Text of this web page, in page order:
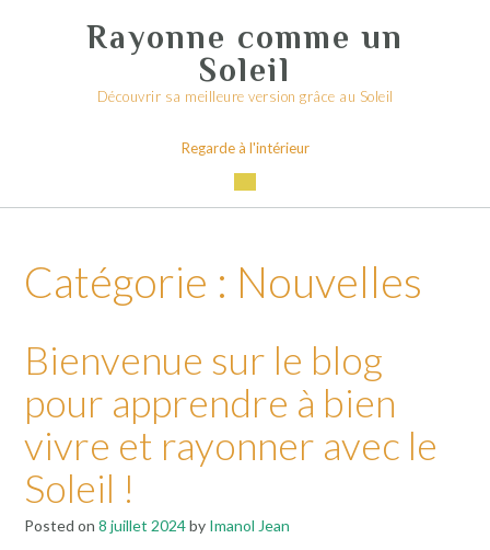
Rayonne comme un
Soleil
Découvrir sa meilleure version grâce au Soleil
Regarde à l'intérieur
Catégorie : Nouvelles
Bienvenue sur le blog
pour apprendre à bien
vivre et rayonner avec le
Soleil !
Posted on 8 juillet 2024by Imanol Jean